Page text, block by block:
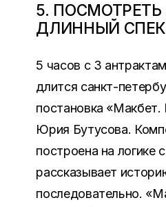
5.
ДЛИННЫЙ
5 часов с 3
длится санкт-
постановка
Юрия Бутусова.
построена на логике
рассказывает
последовательно.